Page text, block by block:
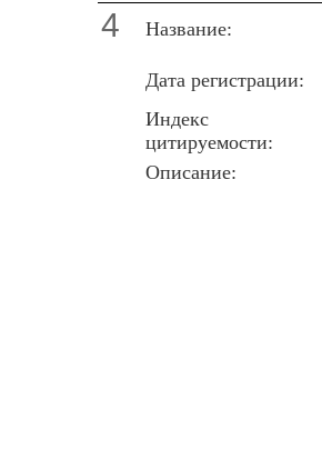
4 Название:
Дата регистрации:
Индекс
цитируемости:
Описание: